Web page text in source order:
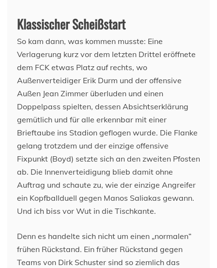
Klassischer Scheißstart
So kam dann, was kommen musste: Eine
Verlagerung kurz vor dem letzten Drittel eröffnete
dem FCK etwas Platz auf rechts, wo
Außenverteidiger Erik Durm und der offensive
Außen Jean Zimmer überluden und einen
Doppelpass spielten, dessen Absichtserklärung
gemütlich und für alle erkennbar mit einer
Brieftaube ins Stadion geflogen wurde. Die Flanke
gelang trotzdem und der einzige offensive
Fixpunkt (Boyd) setzte sich an den zweiten Pfosten
ab. Die Innenverteidigung blieb damit ohne
Auftrag und schaute zu, wie der einzige Angreifer
ein Kopfballduell gegen Manos Saliakas gewann.
Und ich biss vor Wut in die Tischkante.
Denn es handelte sich nicht um einen „normalen“
frühen Rückstand. Ein früher Rückstand gegen
Teams von Dirk Schuster sind so ziemlich das